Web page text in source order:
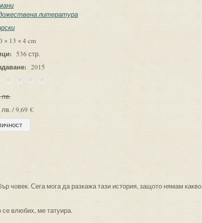
литература
× 13 × 4 cm
536 стр.
2015
лв.
лв. / 9,69 €
човек. Сега мога да разкажа тази история, защото нямам какво
се влюбих, ме татуира.